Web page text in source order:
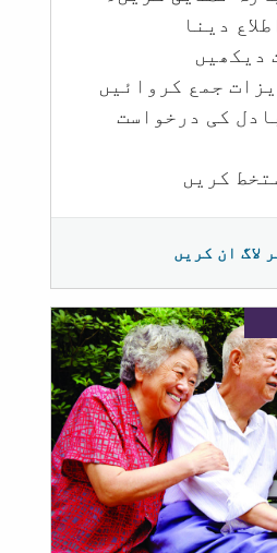
دینا
دیکھیں
جمع کروائیں
کی درخواست
کریں
لاگ ان کریں